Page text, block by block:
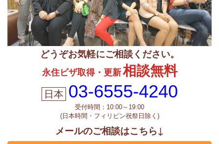
どうぞお気軽にご相談ください。
永住ビザ取得・更新相談無料
03-6555-4240
受付時間：10:00～19:00
(日本時間・フィリピン祝祭日除く)
メールのご相談はこちら↓